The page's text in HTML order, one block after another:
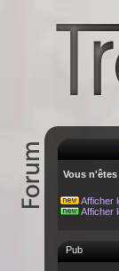
Vous
Afficher
Afficher
Pub